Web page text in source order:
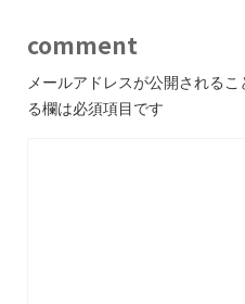
comment
メールアドレスが公開されるこ
る欄は必須項目です